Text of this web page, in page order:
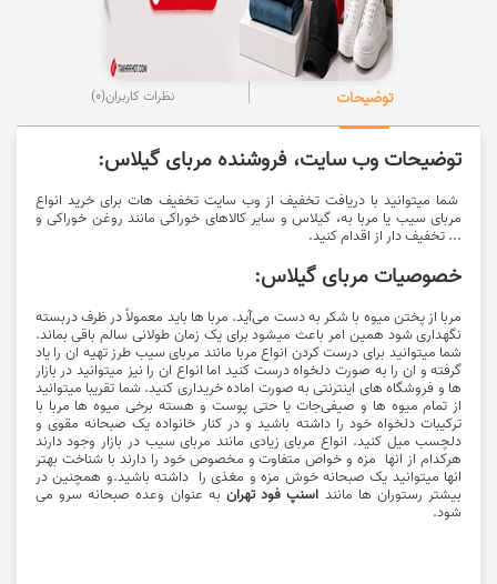
توضیحات نظرات کاربران(0)
توضیحات وب سایت، فروشنده مربای گیلاس:
شما میتوانید با دریافت تخفیف از وب سایت تخفیف هات برای خرید انواع
مربای سیب یا مربا به، گیلاس و سایر کالاهای خوراکی مانند روغن خوراکی و
... تخفیف دار از اقدام کنید.
خصوصیات مربای گیلاس:
مربا از پختن میوه با شکر به دست می‌آید. مربا ها باید معمولاً در ظرف دربسته
نگهداری شود همین امر باعث میشود برای یک زمان طولانی سالم باقی بماند.
شما میتوانید برای درست کردن انواع مربا مانند مربای سیب طرز تهیه ان را یاد
گرفته و ان را به صورت دلخواه درست کنید اما انواع ان را نیز میتوانید در بازار
ها و فروشگاه های اینترنتی به صورت اماده خریداری کنید. شما تقریبا میتوانید
از تمام میوه ها و صیفی‌جات یا حتی پوست و هسته برخی میوه ها مربا با
ترکیبات دلخواه خود را داشته باشید و در کنار خانواده یک صبحانه مقوی و
دلچسب میل کنید. انواع مربای زیادی مانند مربای سیب در بازار وجود دارند
هرکدام از انها مزه و خواص متفاوت و مخصوص خود را دارند با شناخت بهتر
انها میتوانید یک صبحانه خوش مزه و مغذی را داشته باشید.و همچنین در
بیشتر رستوران ها مانند اسنپ فود تهران به عنوان وعده صبحانه سرو می
شود.